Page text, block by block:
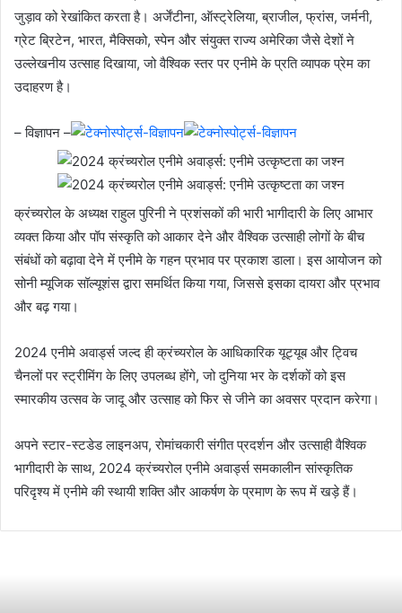
जुड़ाव को रेखांकित करता है। अर्जेंटीना, ऑस्ट्रेलिया, ब्राजील, फ्रांस, जर्मनी,
ग्रेट ब्रिटेन, भारत, मैक्सिको, स्पेन और संयुक्त राज्य अमेरिका जैसे देशों ने
उल्लेखनीय उत्साह दिखाया, जो वैश्विक स्तर पर एनीमे के प्रति व्यापक प्रेम का
उदाहरण है।
– विज्ञापन –
क्रंच्यरोल के अध्यक्ष राहुल पुरिनी ने प्रशंसकों की भारी भागीदारी के लिए आभार
व्यक्त किया और पॉप संस्कृति को आकार देने और वैश्विक उत्साही लोगों के बीच
संबंधों को बढ़ावा देने में एनीमे के गहन प्रभाव पर प्रकाश डाला। इस आयोजन को
सोनी म्यूजिक सॉल्यूशंस द्वारा समर्थित किया गया, जिससे इसका दायरा और प्रभाव
और बढ़ गया।
2024 एनीमे अवार्ड्स जल्द ही क्रंच्यरोल के आधिकारिक यूट्यूब और ट्विच
चैनलों पर स्ट्रीमिंग के लिए उपलब्ध होंगे, जो दुनिया भर के दर्शकों को इस
स्मारकीय उत्सव के जादू और उत्साह को फिर से जीने का अवसर प्रदान करेगा।
अपने स्टार-स्टडेड लाइनअप, रोमांचकारी संगीत प्रदर्शन और उत्साही वैश्विक
भागीदारी के साथ, 2024 क्रंच्यरोल एनीमे अवार्ड्स समकालीन सांस्कृतिक
परिदृश्य में एनीमे की स्थायी शक्ति और आकर्षण के प्रमाण के रूप में खड़े हैं।